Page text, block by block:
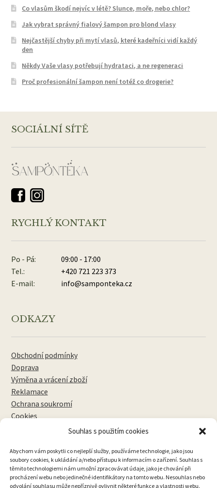
Souhlas s použitím cookies
Abychom vám poskytli co nejlepší služby, používáme technologie, jako jsou
soubory cookies, k ukládání a/nebo přístupu k informacím o zařízení. Souhlas s
těmito technologiemi nám umožní zpracovávat údaje, jako je chování při
procházení webu nebo jedinečné identifikátory na tomto webu. Nesouhlas nebo
odvolání souhlasu může nepříznivě ovlivnit některé funkce a vlastnosti webu.
Co vlasům škodí nejvíc v létě? Slunce, moře, nebo chlor?
Jak vybrat správný fialový šampon pro blond vlasy
Nejčastější chyby při mytí vlasů, které kadeřníci vidí každý
den
Někdy Vaše vlasy potřebují hydrataci, a ne regeneraci
Proč profesionální šampon není totéž co drogerie?
SOCIÁLNÍ SÍTĚ
RYCHLÝ KONTAKT
Po - Pá:
09:00 - 17:00
Tel.:
+420 721 223 373
E-mail:
info@samponteka.cz
ODKAZY
Obchodní podmínky
Doprava
Výměna a vrácení zboží
Reklamace
Ochrana soukromí
Cookies
NEWSLETTERY